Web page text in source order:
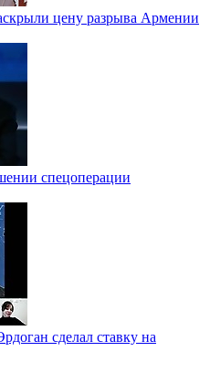
цену разрыва Армении
спецоперации
сделал ставку на